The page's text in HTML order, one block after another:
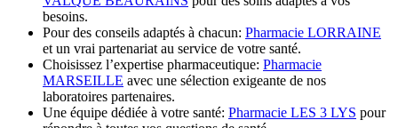
besoins.
Pour des conseils adaptés à chacun: Pharmacie LORRAINE
et un vrai partenariat au service de votre santé.
Choisissez l’expertise pharmaceutique: Pharmacie
MARSEILLE avec une sélection exigeante de nos
laboratoires partenaires.
Une équipe dédiée à votre santé: Pharmacie LES 3 LYS pour